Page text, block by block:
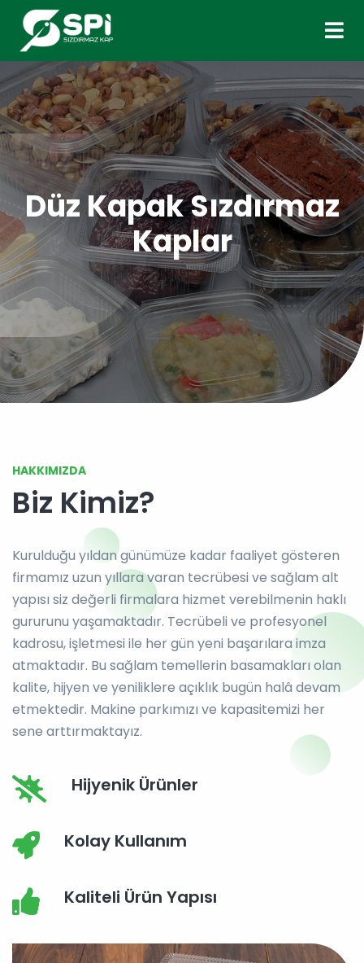
Düz Kapak Sızdırmaz
Kaplar
HAKKIMIZDA
Biz Kimiz?
Kurulduğu yıldan günümüze kadar faaliyet gösteren
firmamız uzun yıllara varan tecrübesi ve sağlam alt
yapısı siz değerli firmalara hizmet verebilmenin haklı
gururunu yaşamaktadır. Tecrübeli ve profesyonel
kadrosu, işletmesi ile her gün yeni başarılara imza
atmaktadır. Bu sağlam temellerin basamakları olan
kalite, hijyen ve yeniliklere açıklık bugün halâ devam
etmektedir. Makine parkımızı ve kapasitemizi her
sene arttırmaktayız.
Hijyenik Ürünler
Kolay Kullanım
Kaliteli Ürün Yapısı